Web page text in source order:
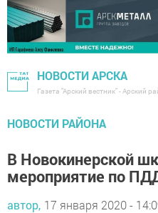
НОВОСТИ АРСКА
Газета "Арский вестник" - Арский
НОВОСТИ РАЙОНА
В Новокинерской
мероприятие по
автор, 17 января 2020 -